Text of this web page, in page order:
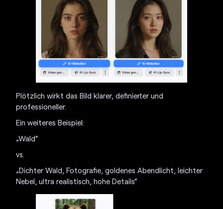
Plötzlich wirkt das Bild klarer, definierter und
professioneller.
Ein weiteres Beispiel:
„Wald“
vs.
„Dichter Wald, Fotografie, goldenes Abendlicht, leichter
Nebel, ultra realistisch, hohe Details“